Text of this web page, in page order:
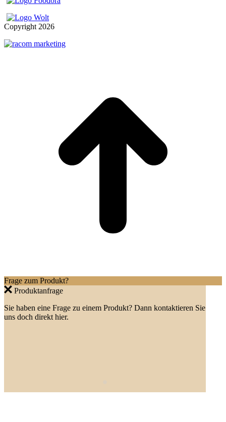
Copyright 2026
Frage zum Produkt?
Produktanfrage
Sie haben eine Frage zu einem Produkt? Dann kontaktieren Sie
uns doch direkt hier.